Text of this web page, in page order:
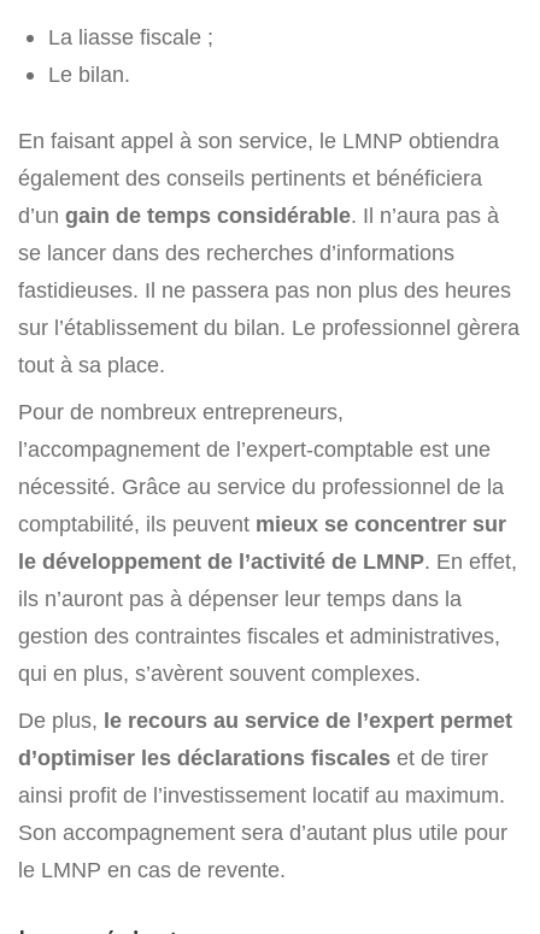
La liasse fiscale ;
Le bilan.
En faisant appel à son service, le LMNP obtiendra
également des conseils pertinents et bénéficiera
d’un gain de temps considérable. Il n’aura pas à
se lancer dans des recherches d’informations
fastidieuses. Il ne passera pas non plus des heures
sur l’établissement du bilan. Le professionnel gèrera
tout à sa place.
Pour de nombreux entrepreneurs,
l’accompagnement de l’expert-comptable est une
nécessité. Grâce au service du professionnel de la
comptabilité, ils peuvent mieux se concentrer sur
le développement de l’activité de LMNP. En effet,
ils n’auront pas à dépenser leur temps dans la
gestion des contraintes fiscales et administratives,
qui en plus, s’avèrent souvent complexes.
De plus, le recours au service de l’expert permet
d’optimiser les déclarations fiscales et de tirer
ainsi profit de l’investissement locatif au maximum.
Son accompagnement sera d’autant plus utile pour
le LMNP en cas de revente.